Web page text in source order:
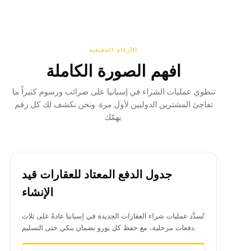
الأرقام الحقيقية
افهم الصورة الكاملة
تنطوي عمليات الشراء في إسبانيا على ضرائب ورسوم كثيراً ما
تفاجئ المشترين الدوليين لأول مرة. ونحن نكشف لك كل رقم
يهمّك.
جدول الدفع المعتاد للعقارات قيد
الإنشاء
تُسدَّد عمليات شراء العقارات الجديدة في إسبانيا عادةً على ثلاث
دفعات مرحلية، مع حفظ كل يورو بضمان بنكي حتى التسليم.